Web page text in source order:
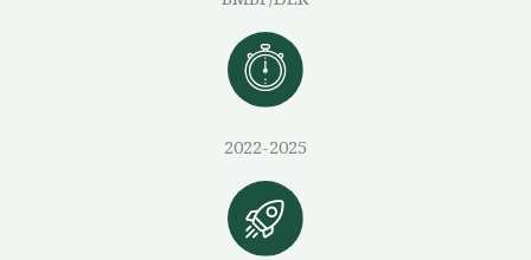
2022-2025